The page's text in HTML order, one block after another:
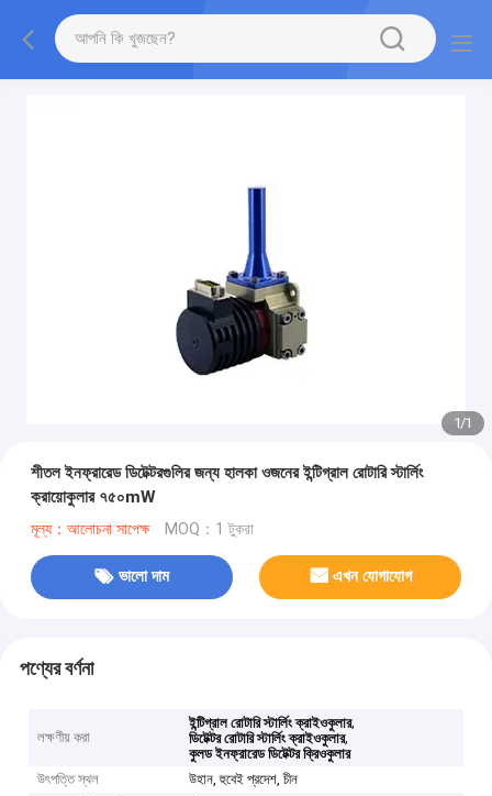
1/1
শীতল ইনফ্রারেড ডিটেক্টরগুলির জন্য হালকা ওজনের ইন্টিগ্রাল রোটারি স্টার্লিং
ক্রায়োকুলার ৭৫০mW
মূল্য：আলোচনা সাপেক্ষ MOQ：1 টুকরা
ভালো দাম এখন যোগাযোগ
পণ্যের বর্ণনা
লক্ষণীয় করা
ইন্টিগ্রাল রোটারি স্টার্লিং ক্রাইওকুলার,
ডিটেক্টর রোটারি স্টার্লিং ক্রাইওকুলার,
কুলড ইনফ্রারেড ডিটেক্টর ক্রিওকুলার
উৎপত্তি স্থল
উহান, হুবেই প্রদেশ, চীন